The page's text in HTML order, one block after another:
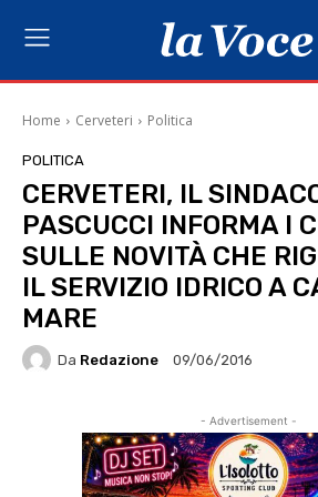
Home Cerveteri Politica
POLITICA
CERVETERI, IL
PASCUCCI INFORMA I
SULLE NOVITÀ CHE
IL SERVIZIO IDRICO A
MARE
Da Redazione 09/06/2016
- Advertisement -